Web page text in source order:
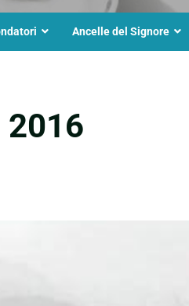
Ancelle del Signore
2016